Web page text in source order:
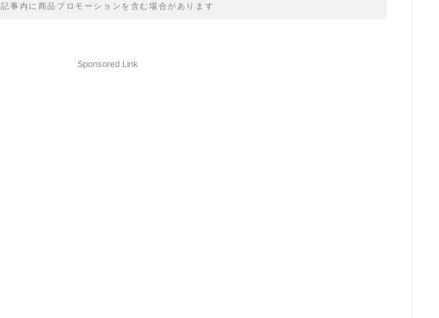
記事内に商品プロモーションを含む場合があります
Sponsored Link